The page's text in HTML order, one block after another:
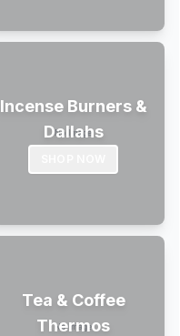
Incense Burners &
Dallahs
Tea & Coffee
Thermos